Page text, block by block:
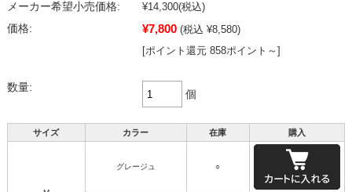
メーカー希望小売価格: ¥14,300(税込)
価格:
¥7,800 (税込 ¥8,580)
[ポイント還元 858ポイント～]
数量:
個
サイズ カラー 在庫 購入
グレージュ ○